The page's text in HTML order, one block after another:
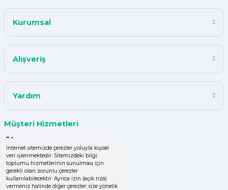
İnternet sitemizde çerezler yoluyla kişisel
veri işlenmektedir. Sitemizdeki bilgi
toplumu hizmetlerinin sunulması için
gerekli olan zorunlu çerezler
kullanılabilecektir. Ayrıca izin (açık rıza)
vermeniz halinde diğer çerezler; size yönelik
ismail tunca | 26/07/2024
teşekkür ederim ürün istediğim
Uzun süredir alışveriş yapıyorum
herşey çok iyi kalite ve fiyatları
uygun .Ana son siparişimde ürün
eksik çıktı
Kurumsal
Alışveriş
Yardım
Müşteri Hizmetleri
0 (536) 060 16 65
info@yakutsanambalaj.com.tr